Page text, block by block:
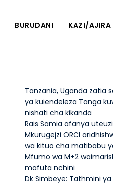
BURUDANI KAZI/AJIRA
Tanzania, Uganda zatia
ya kuiendeleza Tanga
nishati cha kikanda
Rais Samia afanya
Mkurugejzi ORCI
wa kituo cha matibabu
Mfumo wa M+2
mafuta nchini
Dk Simbeye: Tathmini